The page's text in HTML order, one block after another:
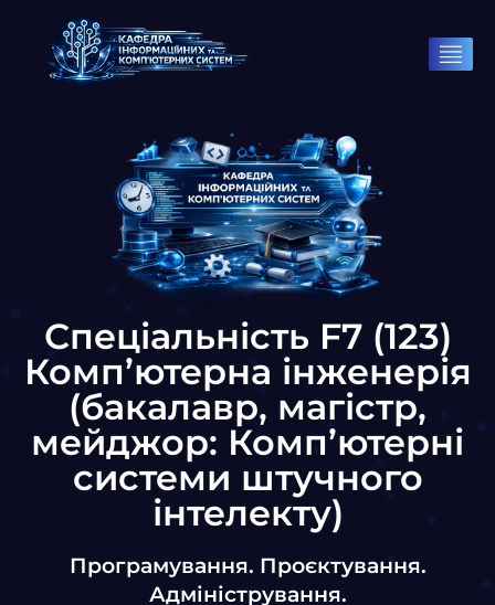
Спеціальність F7 (123)
Комп’ютерна інженерія
(бакалавр, магістр,
мейджор: Комп’ютерні
системи штучного
інтелекту)
Програмування. Проєктування.
Адміністрування.